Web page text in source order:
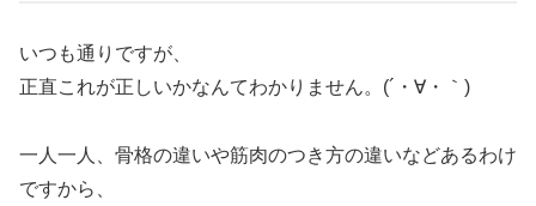
いつも通りですが、
正直これが正しいかなんてわかりません。(´・∀・｀)
一人一人、骨格の違いや筋肉のつき方の違いなどあるわけ
ですから、